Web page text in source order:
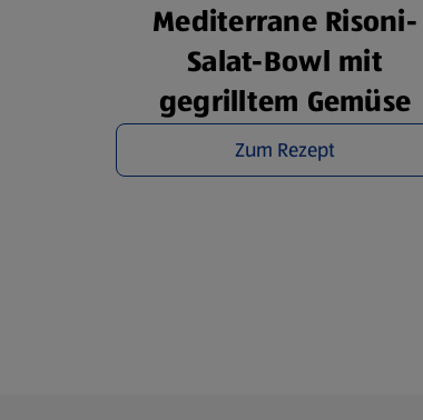
Mediterrane Risoni-
Salat-Bowl mit
gegrilltem Gemüse
Zum Rezept